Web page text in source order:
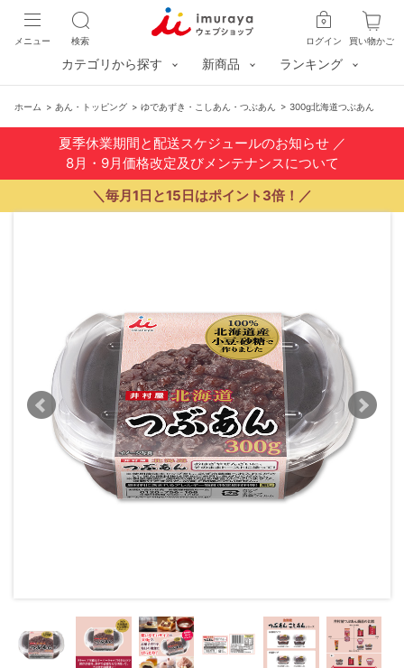
買い物かご
ログイン
検索
メニュー
カテゴリから探す 新商品 ランキング
ホーム > あん・トッピング > ゆであずき・こしあん・つぶあん > 300g北海道つぶあん
夏季休業期間と配送スケジュールのお知らせ／
8月・9月価格改定及びメンテナンスについて
＼毎月1日と15日はポイント3倍！／